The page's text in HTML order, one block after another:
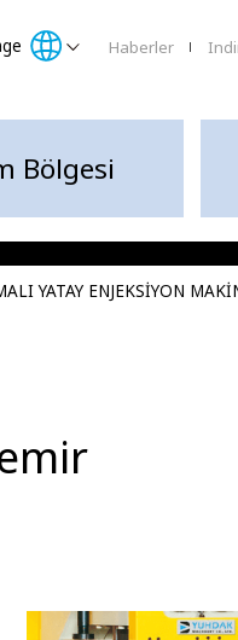
Haberler
Bölgesi
YATAY ENJEKSIYON